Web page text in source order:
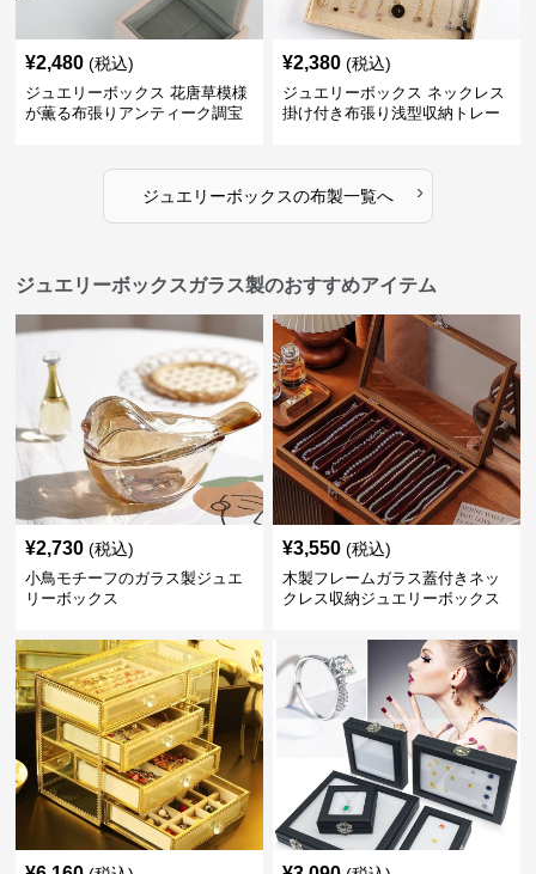
¥2,480 (税込)
ジュエリーボックス 花唐草模様
が薫る布張りアンティーク調宝
¥2,380 (税込)
ジュエリーボックス ネックレス
掛け付き布張り浅型収納トレー
ジュエリーボックスの布製一覧へ ›
ジュエリーボックスガラス製のおすすめアイテム
¥2,730 (税込)
小鳥モチーフのガラス製ジュエ
リーボックス
¥3,550 (税込)
木製フレームガラス蓋付きネッ
クレス収納ジュエリーボックス